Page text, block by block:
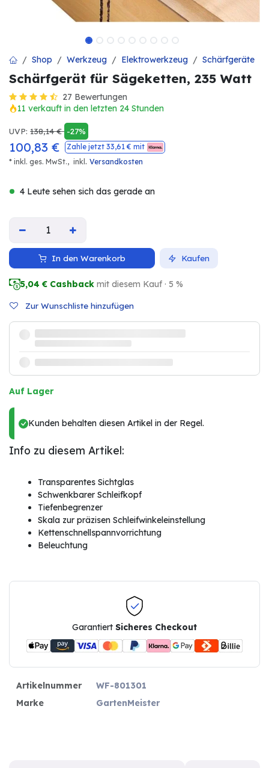
Shop Werkzeug Elektrowerkzeug Schärfgeräte
Schärfgerät für Sägeketten, 235 Watt
27 Bewertungen
11 verkauft in den letzten 24 Stunden
UVP: 138,14€ -27%
100,83 € Zahle jetzt 33,61€ mit
* inkl. ges. MwSt., inkl . Versandkosten
4 Leute sehen sich das gerade an
In den Warenkorb Kaufen
5,04 € Cashback mit diesem Kauf · 5 %
Zur Wunschliste hinzufügen
Auf Lager
Kunden behalten diesen Artikel in der Regel.
Info zu diesem Artikel:
Transparentes Sichtglas
Schwenkbarer Schleifkopf
Tiefenbegrenzer
Skala zur präzisen Schleifwinkeleinstellung
Kettenschnellspannvorrichtung
Beleuchtung
Garantiert Sicheres Checkout
Artikelnummer
WF-801301
Marke
GartenMeister